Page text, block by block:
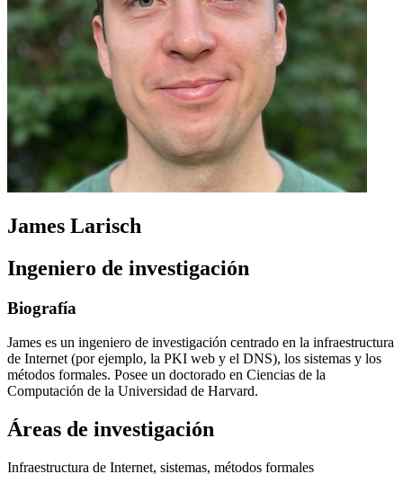
James Larisch
Ingeniero de investigación
Biografía
James es un ingeniero de investigación centrado en la infraestructura
de Internet (por ejemplo, la PKI web y el DNS), los sistemas y los
métodos formales. Posee un doctorado en Ciencias de la
Computación de la Universidad de Harvard.
Áreas de investigación
Infraestructura de Internet, sistemas, métodos formales